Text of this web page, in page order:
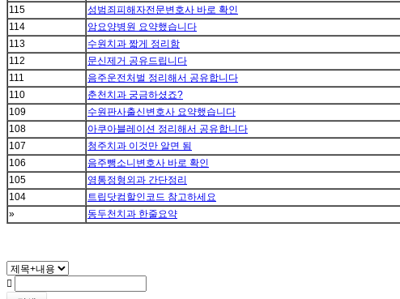
115
성범죄피해자전문변호사 바로 확인
114
암요양병원 요약했습니다
113
수원치과 짧게 정리함
112
문신제거 공유드립니다
111
음주운전처벌 정리해서 공유합니다
110
춘천치과 궁금하셨죠?
109
수원판사출신변호사 요약했습니다
108
아쿠아블레이션 정리해서 공유합니다
107
청주치과 이것만 알면 됨
106
음주뺑소니변호사 바로 확인
105
영통정형외과 간단정리
104
트립닷컴할인코드 참고하세요
»
동두천치과 한줄요약